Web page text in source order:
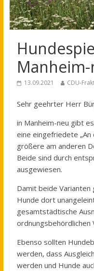
13.09.2021 CDU-
Sehr geehrter Herr
in Manheim-neu gibt
eine eingefriedete „An
größere am anderen
Beide sind durch
ausgewiesen.
Damit beide
Hunde dort
gesamtstädtische
ordnungsbehördlichen
Ebenso sollten
werden, dass
werden und Hunde